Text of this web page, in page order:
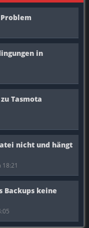
in
Tasmota
nicht und hängt
18:21
Backups keine